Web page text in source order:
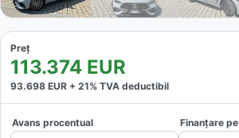
Preț
113.374 EUR
93.698 EUR + 21% TVA deductibil
Avans procentual Finanțare pe